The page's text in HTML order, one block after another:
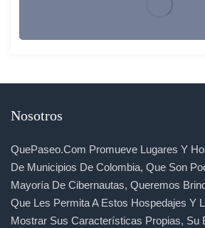
Nosotros
QuePaseo.com Promueve Lugares Y
De Municipios De Colombia, Que Son
Mayoría De Cibernautas, Queremos
Que Les Permita A Estos Hospedajes Y
Mostrar Sus Características Propias, Su